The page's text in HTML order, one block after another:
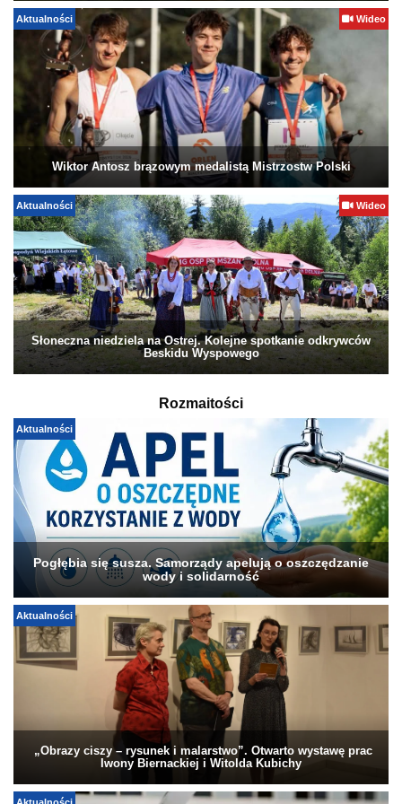
Aktualności Wideo
Wiktor Antosz brązowym medalistą Mistrzostw Polski
Aktualności Wideo
Słoneczna niedziela na Ostrej. Kolejne spotkanie odkrywców
Beskidu Wyspowego
Rozmaitości
Aktualności
Pogłębia się susza. Samorządy apelują o oszczędzanie
wody i solidarność
Aktualności
„Obrazy ciszy – rysunek i malarstwo”. Otwarto wystawę prac
Iwony Biernackiej i Witolda Kubichy